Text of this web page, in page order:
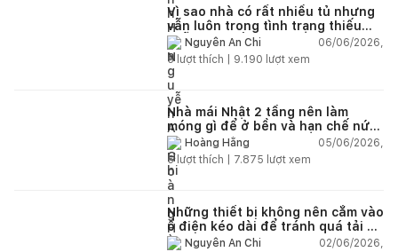
Vì sao nhà có rất nhiều tủ nhưng
vẫn luôn trong tình trạng thiếu
chỗ chứa đồ?
Nguyễn An Chi
06/06/2026,
5lượt thích | 9.190 lượt xem
Nhà mái Nhật 2 tầng nên làm
móng gì để ở bền và hạn chế nứt
lún?Hoàng Hằng
05/06/2026,
5lượt thích | 7.875 lượt xem
Những thiết bị không nên cắm vào
ổ điện kéo dài để tránh quá tải và
chập cháy trong nhà
Nguyễn An Chi
02/06/2026,